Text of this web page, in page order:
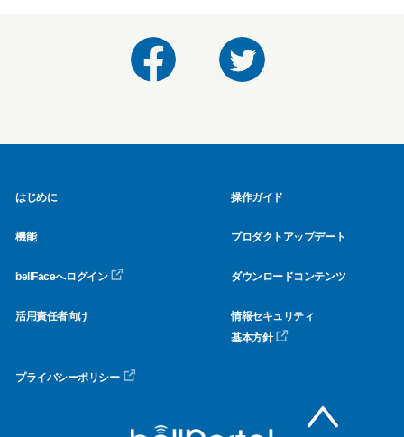
はじめに 操作ガイド
機能 プロダクトアップデート
bellFaceへログイン ダウンロードコンテンツ
活用責任者向け
情報セキュリティ
基本方針
プライバシーポリシー